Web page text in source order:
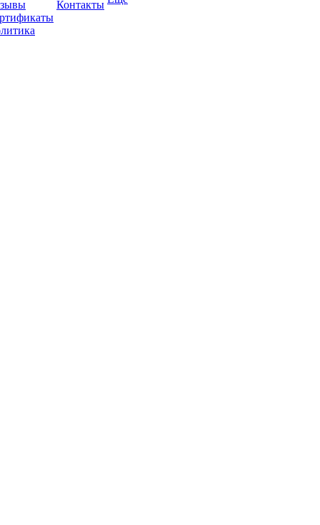
Контакты